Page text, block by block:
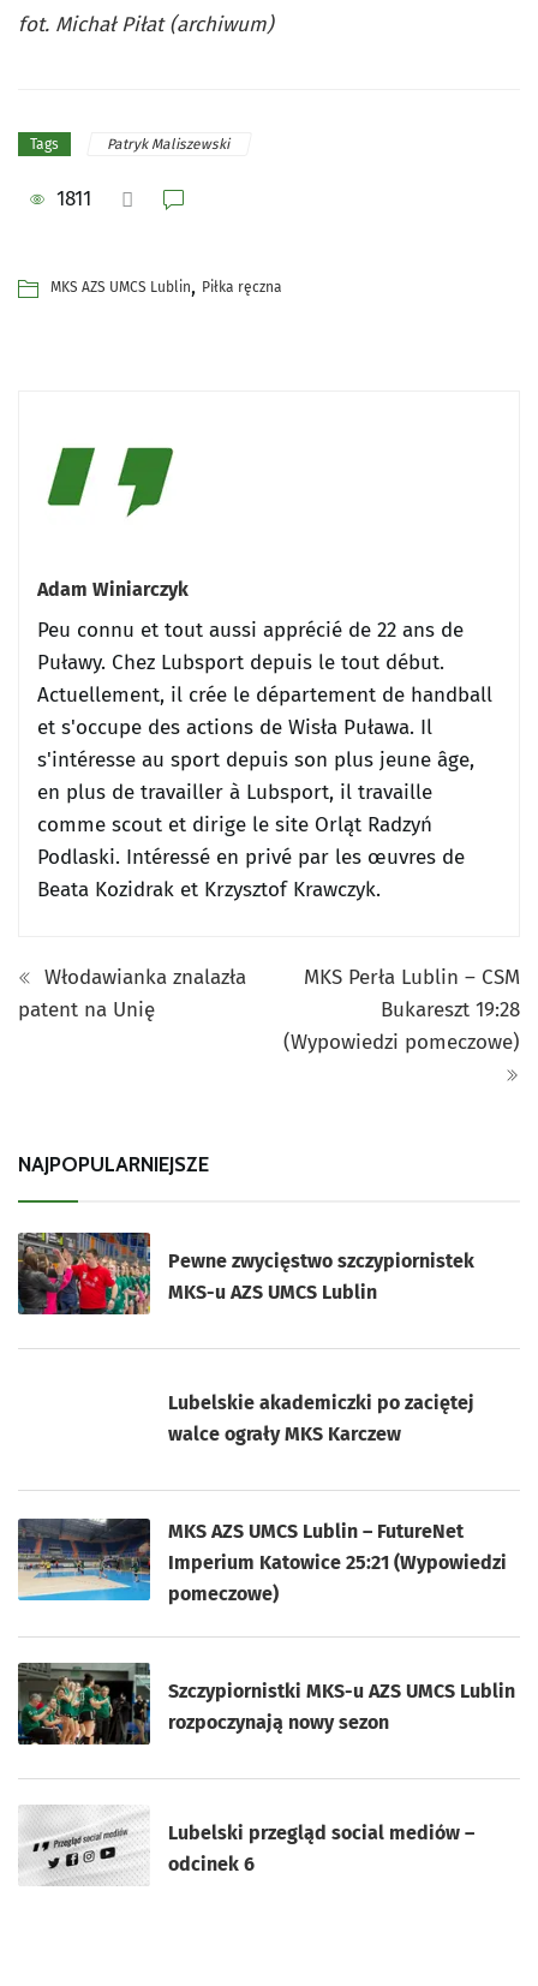
fot. Michał Piłat (archiwum)
Tags Patryk Maliszewski
1811
MKS AZS UMCS Lublin, Piłka ręczna
Adam Winiarczyk
Peu connu et tout aussi apprécié de 22 ans de
Puławy. Chez Lubsport depuis le tout début.
Actuellement, il crée le département de handball
et s'occupe des actions de Wisła Puława. Il
s'intéresse au sport depuis son plus jeune âge,
en plus de travailler à Lubsport, il travaille
comme scout et dirige le site Orląt Radzyń
Podlaski. Intéressé en privé par les œuvres de
Beata Kozidrak et Krzysztof Krawczyk.
Włodawianka znalazła
patent na Unię
MKS Perła Lublin – CSM
Bukareszt 19:28
(Wypowiedzi pomeczowe)
NAJPOPULARNIEJSZE
Pewne zwycięstwo szczypiornistek
MKS-u AZS UMCS Lublin
Lubelskie akademiczki po zaciętej
walce ograły MKS Karczew
MKS AZS UMCS Lublin – FutureNet
Imperium Katowice 25:21 (Wypowiedzi
pomeczowe)
Szczypiornistki MKS-u AZS UMCS Lublin
rozpoczynają nowy sezon
Lubelski przegląd social mediów –
odcinek 6